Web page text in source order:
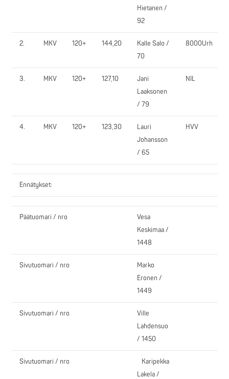
Hietanen /
92
2. MKV 120+ 144,20
Kalle Salo /
70
8000Urh
3. MKV 120+ 127,10
Jani
Laaksonen
/ 79
NIL
4. MKV 120+ 123,30
Lauri
Johansson
/ 65
HVV
Ennätykset:
Päätuomari / nro
Vesa
Keskimaa /
1448
Sivutuomari / nro
Marko
Eronen /
1449
Sivutuomari / nro
Ville
Lahdensuo
/ 1450
Sivutuomari / nro
Karipekka
Lakela /